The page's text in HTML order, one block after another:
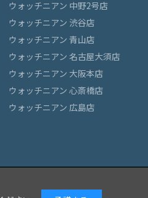
ウォッチニアン 中野2号店
ウォッチニアン 渋谷店
ウォッチニアン 青山店
ウォッチニアン 名古屋大須店
ウォッチニアン 大阪本店
ウォッチニアン 心斎橋店
ウォッチニアン 広島店